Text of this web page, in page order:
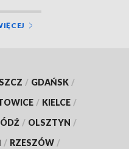
/ GDAŃSK /
/ KIELCE /
/ OLSZTYN /
/ RZESZÓW /